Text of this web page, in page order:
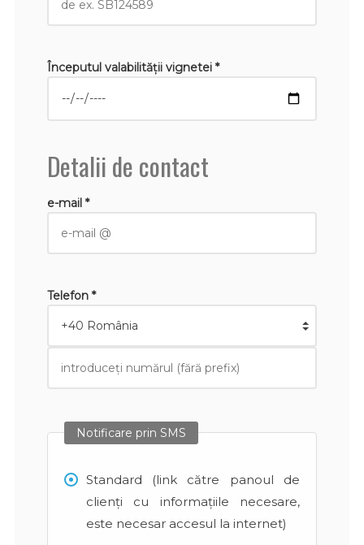
Începutul valabilităţii vignetei *
Detalii de contact
e-mail *
Telefon *
Notificare prin SMS
Standard (link către panoul de
clienți cu informațiile necesare,
este necesar accesul la internet)